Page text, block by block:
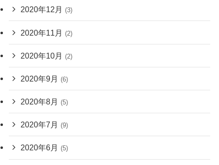
2020年12月 (3)
2020年11月 (2)
2020年10月 (2)
2020年9月 (6)
2020年8月 (5)
2020年7月 (9)
2020年6月 (5)